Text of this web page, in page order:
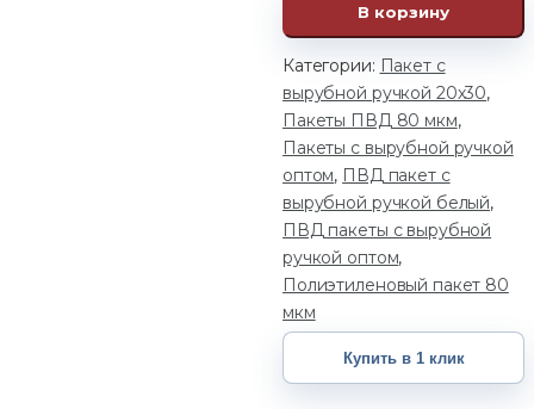
В корзину
Категории: Пакет с
вырубной ручкой 20х30,
Пакеты ПВД 80 мкм,
Пакеты с вырубной ручкой
оптом, ПВД пакет с
вырубной ручкой белый,
ПВД пакеты с вырубной
ручкой оптом,
Полиэтиленовый пакет 80
мкм
Купить в 1 клик